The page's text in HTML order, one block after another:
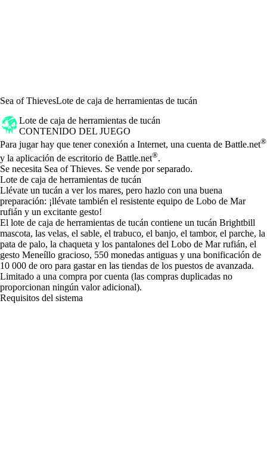
Sea of ThievesLote de caja de herramientas de tucán
Lote de caja de herramientas de tucán
CONTENIDO DEL JUEGO
Precio
Available actions
Para jugar hay que tener conexión a Internet, una cuenta de Battle.net®
y la aplicación de escritorio de Battle.net®.
Se necesita Sea of Thieves. Se vende por separado.
Lote de caja de herramientas de tucán
Llévate un tucán a ver los mares, pero hazlo con una buena
preparación: ¡llévate también el resistente equipo de Lobo de Mar
rufián y un excitante gesto!
El lote de caja de herramientas de tucán contiene un tucán Brightbill
mascota, las velas, el sable, el trabuco, el banjo, el tambor, el parche, la
pata de palo, la chaqueta y los pantalones del Lobo de Mar rufián, el
gesto Meneíllo gracioso, 550 monedas antiguas y una bonificación de
10 000 de oro para gastar en las tiendas de los puestos de avanzada.
Limitado a una compra por cuenta (las compras duplicadas no
proporcionan ningún valor adicional).
Requisitos del sistema